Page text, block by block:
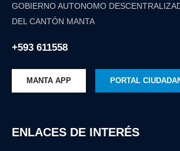
GOBIERNO AUTONOMO
DEL CANTÓN MANTA
+593 611558
MANTA APP PORTAL
ENLACES DE INTERÉS